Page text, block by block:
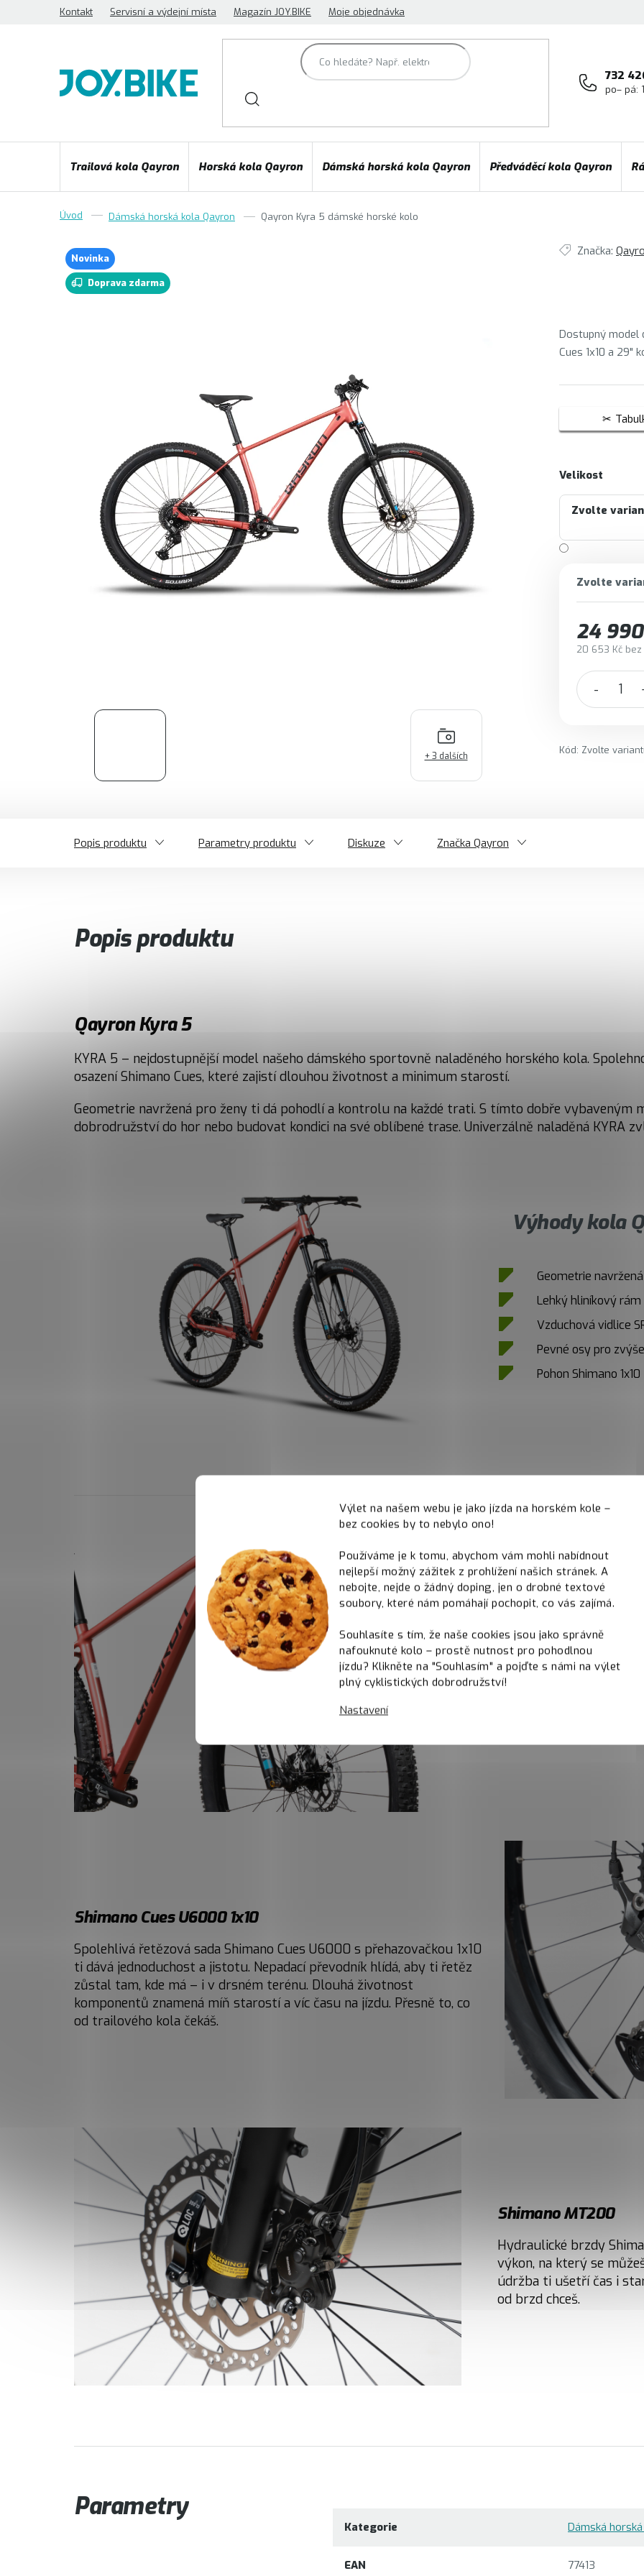
Výlet na našem webu je jako jízda na horském kole –
bez cookies by to nebylo ono!
Používáme je k tomu, abychom vám mohli nabídnout
nejlepší možný zážitek z prohlížení našich stránek. A
nebojte, nejde o žádný doping, jen o drobné textové
soubory, které nám pomáhají pochopit, co vás zajímá.
Souhlasíte s tím, že naše cookies jsou jako správně
nafouknuté kolo – prostě nutnost pro pohodlnou
jízdu? Klikněte na "Souhlasím" a pojďte s námi na výlet
plný cyklistických dobrodružství!
Nastavení
Kontakt Servisní a výdejní místa Magazín JOY.BIKE Moje objednávka
732
po– pá:
Trailová kola Qayron Horská kola Qayron Dámská horská kola Qayron Předváděcí kola Qayron
Dámská horská kola Qayron Qayron Kyra 5 dámské horské kolo
Značka:
Dostupný model
Cues 1x10 a 29"
Velikost
Zvolte
Zvolte
24
20 653 Kč bez
Kód: Zvolte
Novinka
Doprava zdarma
+ 3 dalších
Popis produktu Parametry produktu Diskuze Značka Qayron
Popis produktu
Qayron Kyra 5
KYRA 5 – nejdostupnější model našeho dámského sportovně naladěného horského kola.
osazení Shimano Cues, které zajistí dlouhou životnost a minimum starostí.
Geometrie navržená pro ženy ti dá pohodlí a kontrolu na každé trati. S tímto dobře vybaveným
dobrodružství do hor nebo budovat kondici na své oblíbené trase. Univerzálně naladěná KYRA
Výhody kola
Geometrie
Lehký hliníkový rám
Vzduchová vidlice
Pevné osy pro
Pohon Shimano 1x10
SR Suntour XCR32
SR Suntour XCR32
to, co potřebuješ.
zajistí tuhost a
pružení znamená
Shimano Cues U6000 1x10
Spolehlivá řetězová sada Shimano Cues U6000 s přehazovačkou 1x10
ti dává jednoduchost a jistotu. Nepadací převodník hlídá, aby ti řetěz
zůstal tam, kde má – i v drsném terénu. Dlouhá životnost
komponentů znamená míň starostí a víc času na jízdu. Přesně to, co
od trailového kola čekáš.
Shimano MT200
Hydraulické brzdy
výkon, na který se
údržba ti ušetří čas i
od brzd chceš.
Parametry
Kategorie Dámská
EAN 77413